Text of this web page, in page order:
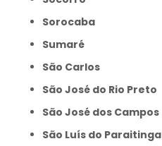
Sorocaba
Sumaré
São Carlos
São José do Rio Preto
São José dos Campos
São Luís do Paraitinga